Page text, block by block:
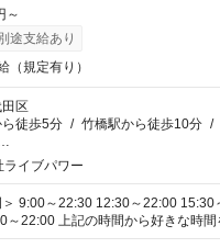
～
途支給あり
（規定有り）
区
徒歩5分 / 竹橋駅から徒歩10分 /
ライブパワー
＞ 9:00～22:30 12:30～22:00 15:30
好きな時間を選べます！ ※
なる可能性があります